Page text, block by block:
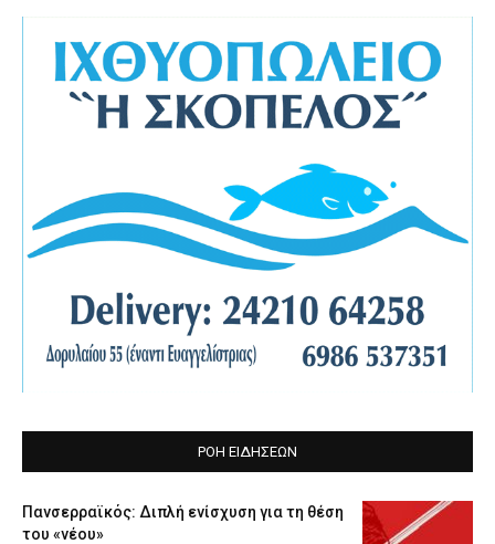
ΡΟΗ ΕΙΔΗΣΕΩΝ
Πανσερραϊκός: Διπλή ενίσχυση για τη θέση
του «νέου»